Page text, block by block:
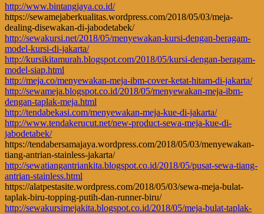
http://www.bintangjaya.co.id/
https://sewamejaberkualitas.wordpress.com/2018/05/03/meja-
dealing-disewakan-di-jabodetabek/
http://sewakursi.net/2018/05/menyewakan-kursi-dengan-beragam-
model-kursi-di-jakarta/
http://kursikitamurah.blogspot.com/2018/05/kursi-dengan-beragam-
model-siap.html
http://meja.co/menyewakan-meja-ibm-cover-ketat-hitam-di-jakarta/
http://sewameja.blogspot.co.id/2018/05/menyewakan-meja-ibm-
dengan-taplak-meja.html
http://tendabekasi.com/menyewakan-meja-kue-di-jakarta/
http://www.tendakerucut.net/new-product-sewa-meja-kue-di-
jabodetabek/
https://tendabersamajaya.wordpress.com/2018/05/03/menyewakan-
tiang-antrian-stainless-jakarta/
http://sewatiangantriankita.blogspot.co.id/2018/05/pusat-sewa-tiang-
antrian-stainless.html
https://alatpestasite.wordpress.com/2018/05/03/sewa-meja-bulat-
taplak-biru-topping-putih-dan-runner-biru/
http://sewakursimejakita.blogspot.co.id/2018/05/meja-bulat-taplak-